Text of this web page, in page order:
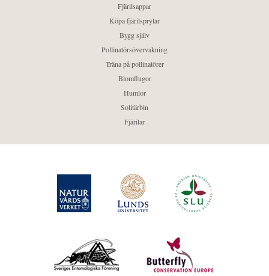
Fjärilsappar
Köpa fjärilsprylar
Bygg själv
Pollinatörsövervakning
Träna på pollinatörer
Blomflugor
Humlor
Solitärbin
Fjärilar